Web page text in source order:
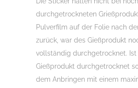
durchgetrockneten
Pulverfilm auf der Folie nach
zurück, war des Gießprodukt
vollständig durchgetrocknet. Ist
Gießprodukt durchgetrocknet
dem Anbringen mit einem